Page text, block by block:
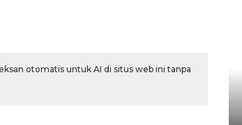
otomatis untuk AI di situs web ini tanpa